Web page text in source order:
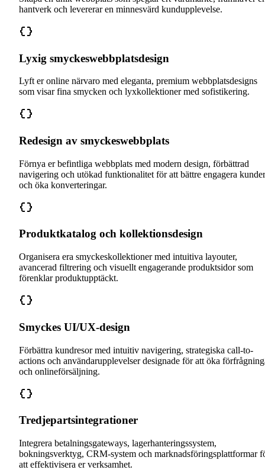
hantverk och levererar en minnesvärd kundupplevelse.
Lyxig smyckeswebbplatsdesign
Lyft er online närvaro med eleganta, premium webbplatsdesigns
som visar fina smycken och lyxkollektioner med sofistikering.
Redesign av smyckeswebbplats
Förnya er befintliga webbplats med modern design, förbättrad
navigering och utökad funktionalitet för att bättre engagera kunder
och öka konverteringar.
Produktkatalog och kollektionsdesign
Organisera era smyckeskollektioner med intuitiva layouter,
avancerad filtrering och visuellt engagerande produktsidor som
förenklar produktupptäckt.
Smyckes UI/UX-design
Förbättra kundresor med intuitiv navigering, strategiska call-to-
actions och användarupplevelser designade för att öka
och onlineförsäljning.
Tredjepartsintegrationer
Integrera betalningsgateways, lagerhanteringssystem,
bokningsverktyg, CRM-system och marknadsföringsplattformar
att effektivisera er verksamhet.